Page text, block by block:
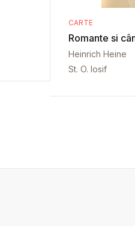
CARTE
Romante si
Heinrich Heine
St. O. Iosif